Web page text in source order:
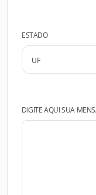
ESTADO
DIGITE AQUI SUA